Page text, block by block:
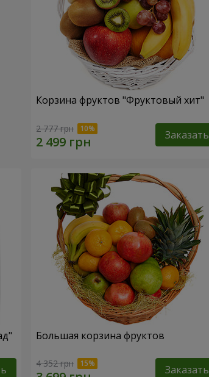
Корзина фруктов "Фруктовый хит"
2 777 грн Заказать
Большая корзина фруктов
4 352 грн Заказать